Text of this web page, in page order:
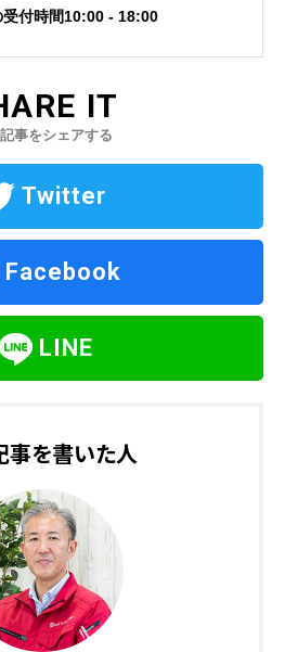
付時間10:00 - 18:00
IT
事をシェアする
Twitter
Facebook
LINE
事を書いた人